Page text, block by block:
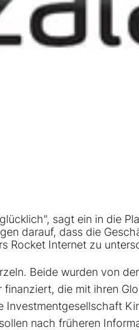
sagt ein in die
darauf, dass die
Rocket Internet zu
Beide wurden von
die mit ihren
nach früheren